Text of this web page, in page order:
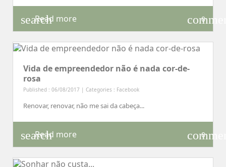
search
Read more 0
Vida de empreendedor não é nada cor-de-
rosa
Published : 06/08/2017 | Categories : Facebook
Renovar, renovar, não me sai da cabeça...
search
Read more 0